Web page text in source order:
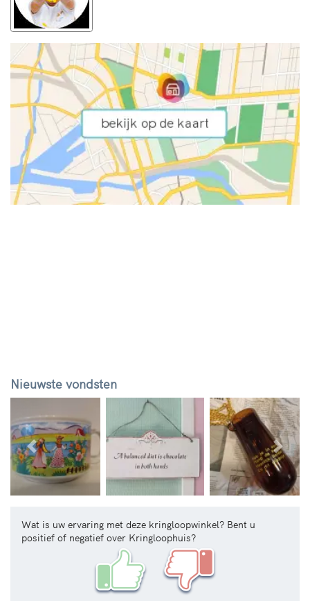
Nieuwste vondsten
Vorige
Wat is uw ervaring met deze kringloopwinkel? Bent u
positief of negatief over Kringloophuis?